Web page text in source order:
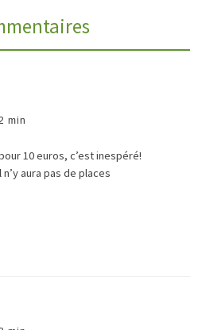
min
10 euros, c’est inespéré!
aura pas de places